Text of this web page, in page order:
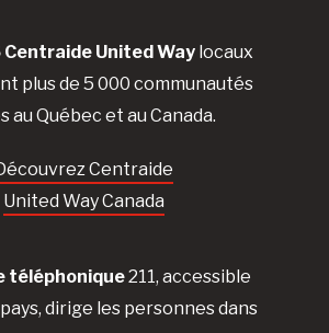
Centraide United Waylocaux
plus de 5 000 communautés
au Québec et au Canada.
Centraide
United Way Canada
téléphonique211, accessible
dirige les personnes dans